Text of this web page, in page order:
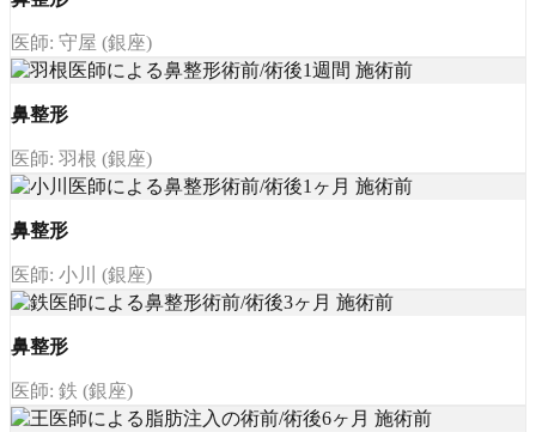
医師: 守屋 (銀座)
鼻整形
医師: 羽根 (銀座)
鼻整形
医師: 小川 (銀座)
鼻整形
医師: 鉄 (銀座)